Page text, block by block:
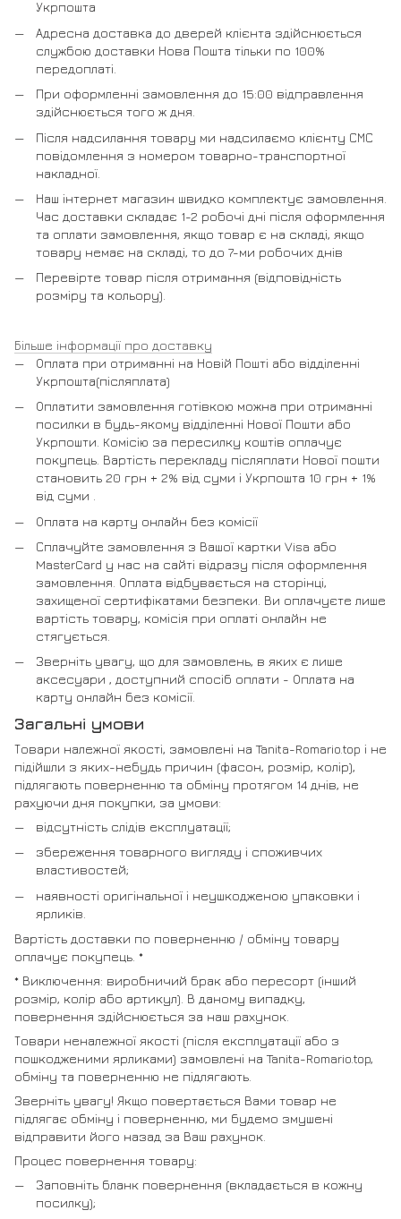
Укрпошта
Адресна доставка до дверей клієнта здійснюється
службою доставки Нова Пошта тільки по 100%
передоплаті.
При оформленні замовлення до 15:00 відправлення
здійснюється того ж дня.
Після надсилання товару ми надсилаємо клієнту СМС
повідомлення з номером товарно-транспортної
накладної.
Наш інтернет магазин швидко комплектує замовлення.
Час доставки складає 1-2 робочі дні після оформлення
та оплати замовлення, якщо товар є на складі, якщо
товару немає на складі, то до 7-ми робочих днів
Перевірте товар після отримання (відповідність
розміру та кольору).
Більше інформації про доставку
Оплата при отриманні на Новій Пошті або відділенні
Укрпошта(післяплата)
Оплатити замовлення готівкою можна при отриманні
посилки в будь-якому відділенні Нової Пошти або
Укрпошти. Комісію за пересилку коштів оплачує
покупець. Вартість перекладу післяплати Нової пошти
становить 20 грн + 2% від суми і Укрпошта 10 грн + 1%
від суми .
Оплата на карту онлайн без комісії
Сплачуйте замовлення з Вашої картки Visa або
MasterCard у нас на сайті відразу після оформлення
замовлення. Оплата відбувається на сторінці,
захищеної сертифікатами безпеки. Ви оплачуєте лише
вартість товару, комісія при оплаті онлайн не
стягується.
Зверніть увагу, що для замовлень, в яких є лише
аксесуари , доступний спосіб оплати - Оплата на
карту онлайн без комісії.
Загальні умови
Товари належної якості, замовлені на Tanita-Romario.top і не
підійшли з яких-небудь причин (фасон, розмір, колір),
підлягають поверненню та обміну протягом 14 днів, не
рахуючи дня покупки, за умови:
відсутність слідів експлуатації;
збереження товарного вигляду і споживчих
властивостей;
наявності оригінальної і неушкодженою упаковки і
ярликів.
Вартість доставки по поверненню / обміну товару
оплачує покупець. *
* Виключення: виробничий брак або пересорт (інший
розмір, колір або артикул). В даному випадку,
повернення здійснюється за наш рахунок.
Товари неналежної якості (після експлуатації або з
пошкодженими ярликами) замовлені на Tanita-Romario.top,
обміну та поверненню не підлягають.
Зверніть увагу! Якщо повертається Вами товар не
підлягає обміну і поверненню, ми будемо змушені
відправити його назад за Ваш рахунок.
Процес повернення товару:
Заповніть бланк повернення (вкладається в кожну
посилку);